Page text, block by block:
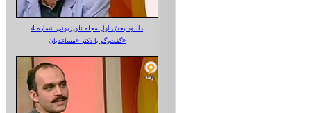
دانلود بخش اول مجله تلویزیونی شماره 4
گفت‌وگو با دکتر «مساعدیان»